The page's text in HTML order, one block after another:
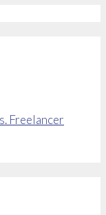
Freelancer